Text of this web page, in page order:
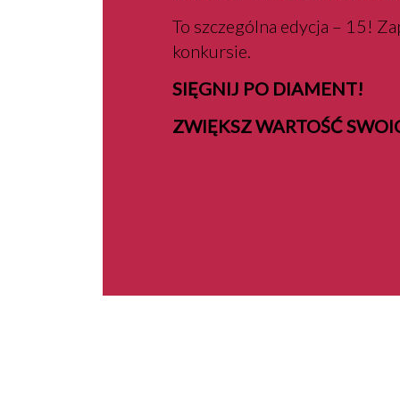
To szczególna edycja – 15!
konkursie.
SIĘGNIJ PO DIAMENT!
ZWIĘKSZ WARTOŚĆ